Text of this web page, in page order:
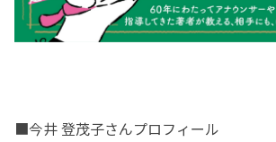
■今井 登茂子さんプロフィール